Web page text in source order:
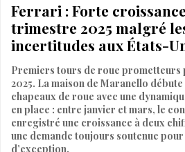
Ferrari : Forte
trimestre 2025 malgré
incertitudes aux États-
Premiers tours de roue
2025. La maison de Maranello débute
chapeaux de roue avec une
en place : entre janvier et mars, le
enregistré une croissance à deux
une demande toujours soutenue pour
d’exception.